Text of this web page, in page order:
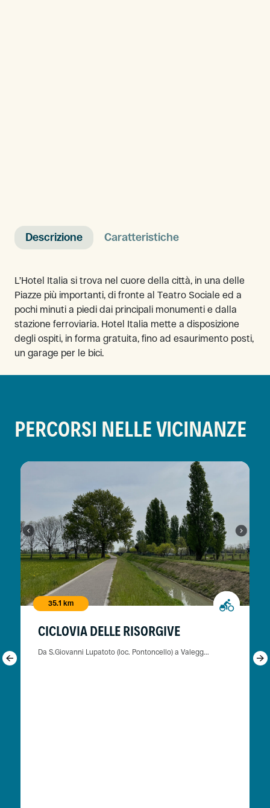
Descrizione Caratteristiche
L’Hotel Italia si trova nel cuore della città, in una delle
Piazze più importanti, di fronte al Teatro Sociale ed a
pochi minuti a piedi dai principali monumenti e dalla
stazione ferroviaria. Hotel Italia mette a disposizione
degli ospiti, in forma gratuita, fino ad esaurimento posti,
un garage per le bici.
PERCORSI NELLE VICINANZE
35.1 km
CICLOVIA DELLE RISORGIVE
Da S.Giovanni Lupatoto (loc. Pontoncello) a Valegg...